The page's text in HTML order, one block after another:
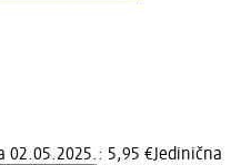
02.05.2025.: 5,95 €Jedinična